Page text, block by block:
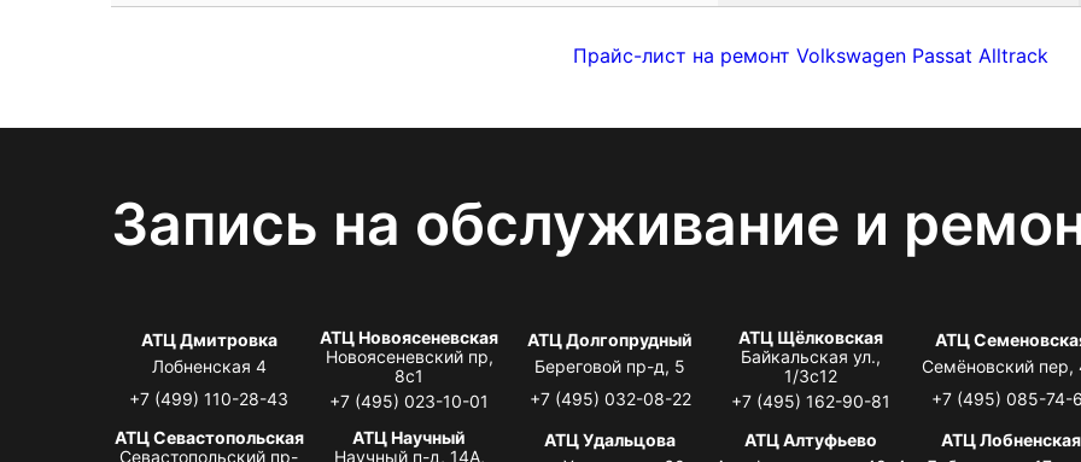
Прайс-лист на ремонт Volkswagen Passat Alltrack
Запись на обслуживание и
АТЦ Дмитровка
Лобненская 4
+7 (499) 110-28-43
АТЦ Новоясеневская
Новоясеневский пр,
8с1
+7 (495) 023-10-01
АТЦ Долгопрудный
Береговой пр-д, 5
+7 (495) 032-08-22
АТЦ Щёлковская
Байкальская ул.,
1/3с12
+7 (495) 162-90-81
АТЦ
Семёновский пер,
+7 (495) 085-74-
АТЦ Севастопольская
Севастопольский пр-
АТЦ Научный
Научный п-д, 14А,
АТЦ Удальцова
АТЦ Алтуфьево
АТЦ Лобненская